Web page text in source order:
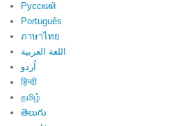
Русский
Português
ภาษาไทย
اللغة العربية
اُردو
हिन्दी
தமிழ்
తెలుగు